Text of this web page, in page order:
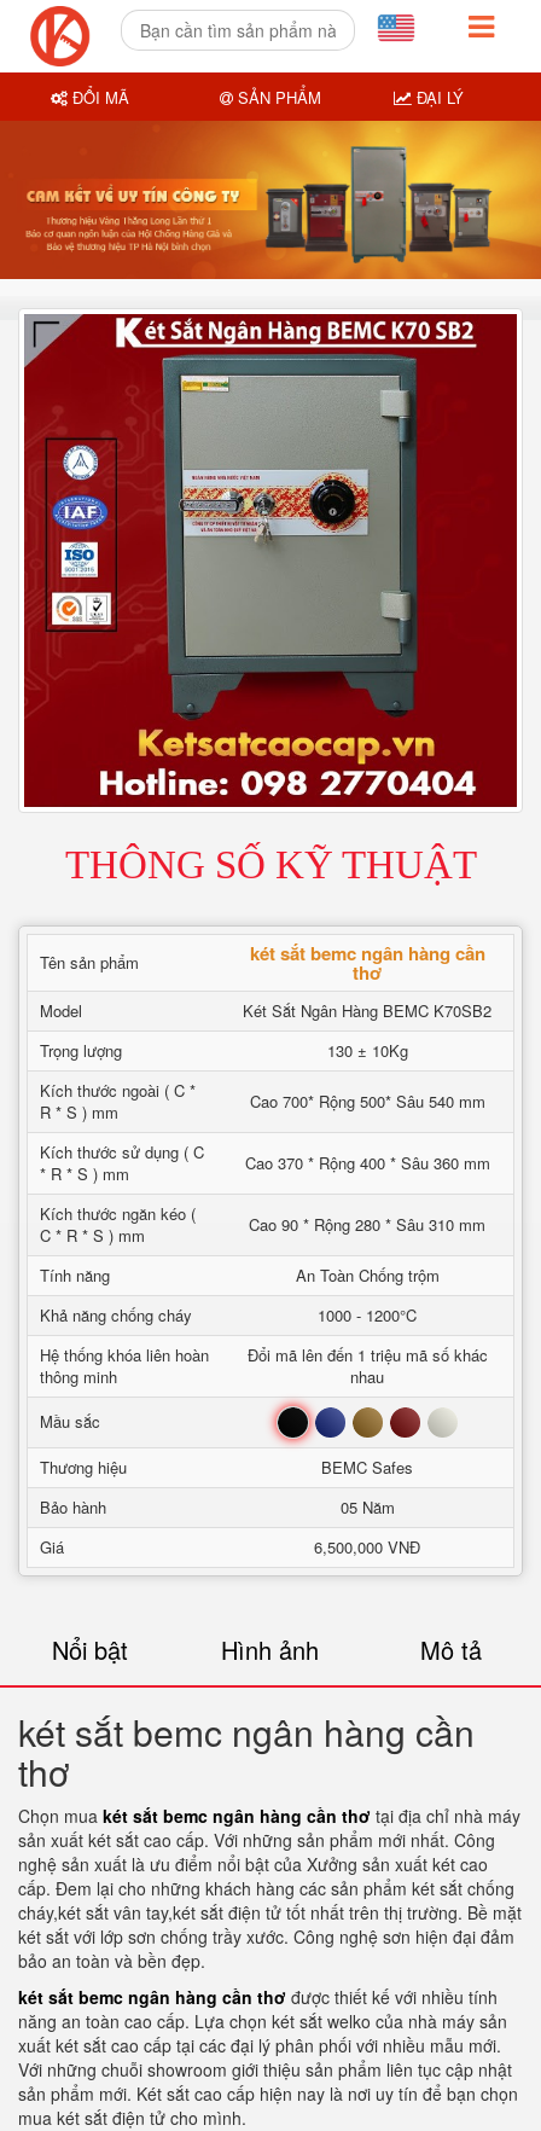
THÔNG SỐ KỸ THUẬT
Tên sản phẩm két sắt bemc ngân hàng cần
thơ
Model
Két Sắt Ngân Hàng BEMC K70SB2
Trọng lượng
130 ± 10Kg
Kích thước ngoài ( C *
R * S ) mm
Cao 700* Rộng 500* Sâu 540 mm
Kích thước sử dụng ( C
* R * S ) mm
Cao 370 * Rộng 400 * Sâu 360 mm
Kích thước ngăn kéo (
C * R * S ) mm
Cao 90 * Rộng 280 * Sâu 310 mm
Tính năng
An Toàn Chống trộm
Khả năng chống cháy
1000 - 1200°C
Hệ thống khóa liên hoàn
thông minh
Đổi mã lên đến 1 triệu mã số khác
nhau
Mầu sắc
Đen Xanh Nâu Đỏ Trắng
Thương hiệu
BEMC Safes
Bảo hành
05 Năm
Giá
6,500,000 VNĐ
Nổi bật Hình ảnh Mô tả
két sắt bemc ngân hàng cần
thơ
Chọn mua két sắt bemc ngân hàng cần thơ tại địa chỉ nhà máy
sản xuất két sắt cao cấp. Với những sản phẩm mới nhất. Công
nghệ sản xuất là ưu điểm nổi bật của Xưởng sản xuất két cao
cấp. Đem lại cho những khách hàng các sản phẩm két sắt chống
cháy,két sắt vân tay,két sắt điện tử tốt nhất trên thị trường. Bề mặt
két sắt với lớp sơn chống trầy xước. Công nghệ sơn hiện đại đảm
bảo an toàn và bền đẹp.
két sắt bemc ngân hàng cần thơ được thiết kế với nhiều tính
năng an toàn cao cấp. Lựa chọn két sắt welko của nhà máy sản
xuất két sắt cao cấp tại các đại lý phân phối với nhiều mẫu mới.
Với những chuỗi showroom giới thiệu sản phẩm liên tục cập nhật
sản phẩm mới. Két sắt cao cấp hiện nay là nơi uy tín để bạn chọn
mua két sắt điện tử cho mình.
ĐỔI MÃ SẢN PHẨM ĐẠI LÝ